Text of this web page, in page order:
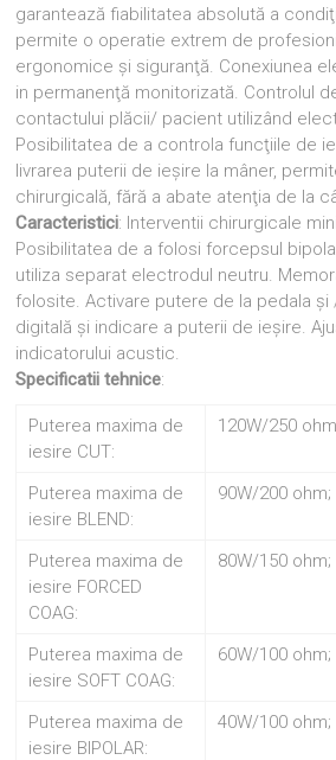
garantează fiabilitatea absolută a
permite o operatie extrem de
ergonomice şi siguranţă. Conexiunea
in permanenţă monitorizată. Controlul
contactului plăcii/ pacient utilizând
Posibilitatea de a controla funcţiile de
livrarea puterii de ieşire la mâner,
chirurgicală, fără a abate atenţia de la
Caracteristici: Interventii chirurgicale
Posibilitatea de a folosi forcepsul
utiliza separat electrodul neutru.
folosite. Activare putere de la pedala şi
digitală şi indicare a puterii de ieşire.
indicatorului acustic.
Specificatii tehnice:
Puterea maxima de
iesire CUT:
120W/250
Puterea maxima de
iesire BLEND:
90W/200 ohm;
Puterea maxima de
iesire FORCED
COAG:
80W/150 ohm;
Puterea maxima de
iesire SOFT COAG:
60W/100 ohm;
Puterea maxima de
iesire BIPOLAR:
40W/100 ohm;